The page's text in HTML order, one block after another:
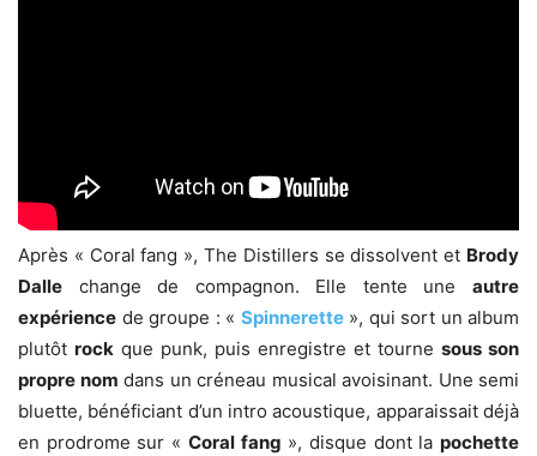
Après « Coral fang », The Distillers se dissolvent et Brody
Dalle change de compagnon. Elle tente une autre
expérience de groupe : « Spinnerette», qui sort un album
plutôt rock que punk, puis enregistre et tourne sous son
propre nom dans un créneau musical avoisinant. Une semi
bluette, bénéficiant d’un intro acoustique, apparaissait déjà
en prodrome sur « Coral fang », disque dont lapochette